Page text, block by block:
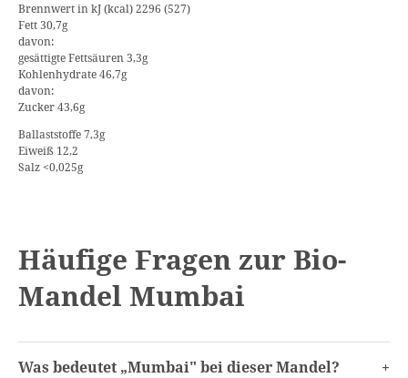
Brennwert in kJ (kcal) 2296 (527)
Fett 30,7g
davon:
gesättigte Fettsäuren 3,3g
Kohlenhydrate 46,7g
davon:
Zucker 43,6g
Ballaststoffe 7,3g
Eiweiß 12,2
Salz <0,025g
Häufige Fragen zur Bio-
Mandel Mumbai
Was bedeutet „Mumbai" bei dieser Mandel?